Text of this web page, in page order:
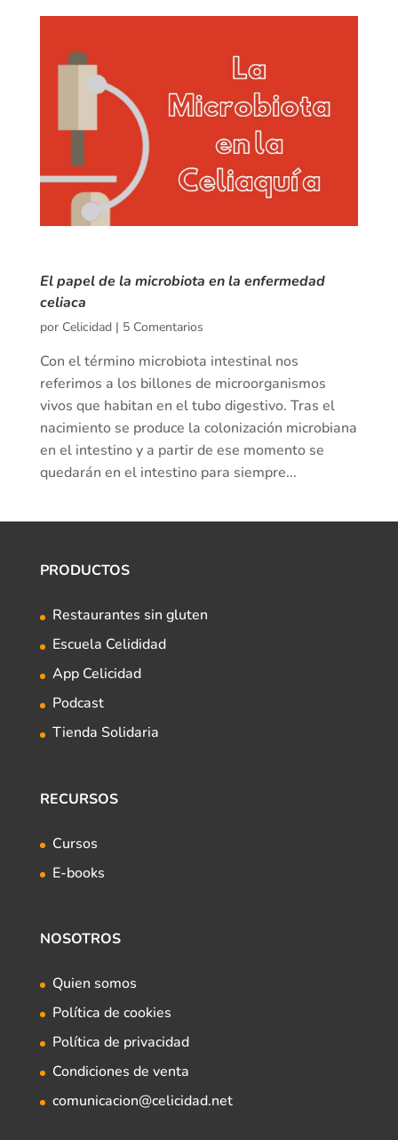
El papel de la microbiota en la enfermedad
celiaca
por Celicidad| 5 Comentarios
Con el término microbiota intestinal nos
referimos a los billones de microorganismos
vivos que habitan en el tubo digestivo. Tras el
nacimiento se produce la colonización microbiana
en el intestino y a partir de ese momento se
quedarán en el intestino para siempre...
PRODUCTOS
Restaurantes sin gluten
Escuela Celididad
App Celicidad
Podcast
Tienda Solidaria
RECURSOS
Cursos
E-books
NOSOTROS
Quien somos
Política de cookies
Política de privacidad
Condiciones de venta
comunicacion@celicidad.net